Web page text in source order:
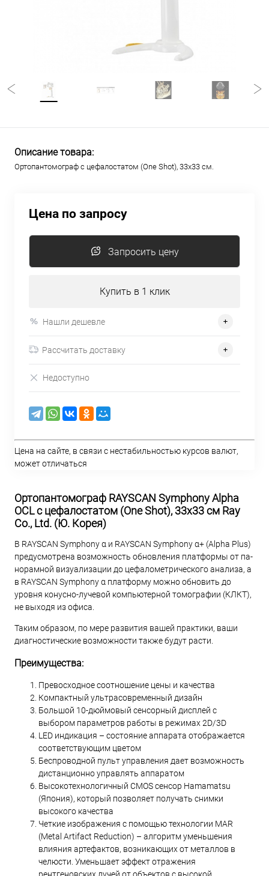
Описание товара:
Ортопантомограф c цефалостатом (One Shot), 33х33 см.
Цена по запросу
Запросить цену
Купить в 1 клик
Нашли дешевле
Рассчитать доставку
Недоступно
Цена на сайте, в связи с нестабильностью курсов валют,
может отличаться
Ортопантомограф RAYSCAN Symphony Alpha
OCL c цефалостатом (One Shot), 33х33 см Ray
Co., Ltd. (Ю. Корея)
В RAYSCAN Symphony α и RAYSCAN Symphony α+ (Alpha Plus)
предусмотрена возможность обновления платформы от па-
норамной визуализации до цефалометрического анализа, а
в RAYSCAN Symphony α платформу можно обновить до
уровня конусно-лучевой компьютерной томографии (КЛКТ),
не выходя из офиса.
Таким образом, по мере развития вашей практики, ваши
диагностические возможности также будут расти.
Преимущества:
Превосходное соотношение цены и качества
Компактный ультрасовременный дизайн
Большой 10-дюймовый сенсорный дисплей с
выбором параметров работы в режимах 2D/3D
LED индикация – состояние аппарата отображается
соответствующим цветом
Беспроводной пульт управления дает возможность
дистанционно управлять аппаратом
Высокотехнологичный CMOS сенсор Hamamatsu
(Япония), который позволяет получать снимки
высокого качества
Четкие изображения с помощью технологии MAR
(Metal Artifact Reduction) – алгоритм уменьшения
влияния артефактов, возникающих от металлов в
челюсти. Уменьшает эффект отражения